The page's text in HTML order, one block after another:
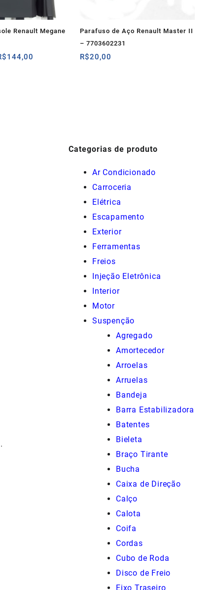
Renault Megane
144,00
Parafuso de Aço Renault Master II
– 7703602231
R$20,00
Categorias de produto
Ar Condicionado
Carroceria
Elétrica
Escapamento
Exterior
Ferramentas
Freios
Injeção Eletrônica
Interior
Motor
Suspenção
Agregado
Amortecedor
Arroelas
Arruelas
Bandeja
Barra Estabilizadora
Batentes
Bieleta
Braço Tirante
Bucha
Caixa de Direção
Calço
Calota
Coifa
Cordas
Cubo de Roda
Disco de Freio
Eixo Traseiro